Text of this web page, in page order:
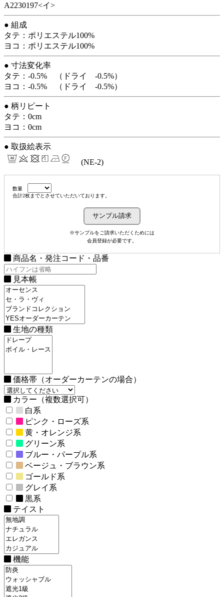
A2230197<イ>
● 組成
タテ：ポリエステル100%
ヨコ：ポリエステル100%
● 寸法変化率
タテ：-0.5% （ドライ -0.5%）
ヨコ：-0.5% （ドライ -0.5%）
● 柄リピート
タテ：0cm
ヨコ：0cm
● 取扱絵表示
(NE-2)
数量
合計2枚までとさせていただいております。
※サンプルをご請求いただくためには
会員登録が必要です。
商品名・発注コード・品番
見本帳
生地の種類
価格帯（オーダーカーテンの場合）
カラー（複数選択可）
白系
ピンク・ローズ系
黄・オレンジ系
グリーン系
ブルー・パープル系
ベージュ・ブラウン系
ゴールド系
グレイ系
黒系
テイスト
機能